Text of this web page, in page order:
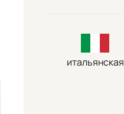
итальянская